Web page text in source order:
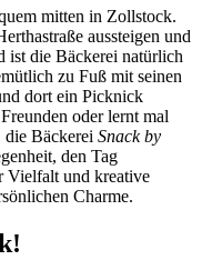
mitten in Zollstock.
aussteigen und
ist die Bäckerei natürlich
zu Fuß mit seinen
dort ein Picknick
oder lernt mal
Bäckerei Snack by
den Tag
Vielfalt und kreative
Charme.